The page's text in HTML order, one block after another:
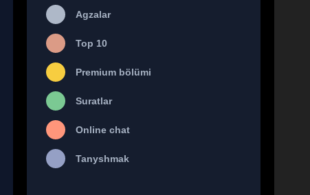
Agzalar
Top 10
Premium bölümi
Suratlar
Online chat
Tanyshmak